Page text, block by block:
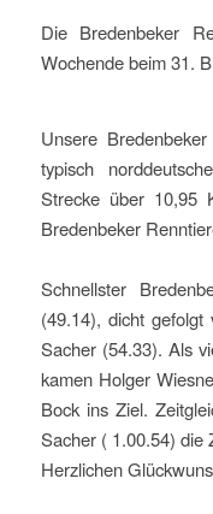
Die Bredenbeker
Wochende beim 31.
Unsere
typisch
Strecke über 10,95
Bredenbeker
Schnellster
(49.14), dicht
Sacher (54.33). Als
kamen Holger
Bock ins Ziel.
Sacher ( 1.00.54) die
Herzlichen